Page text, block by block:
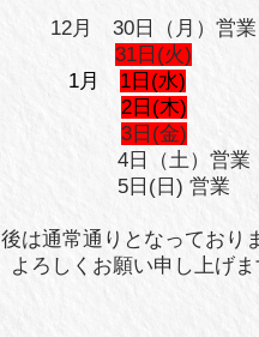
12月 30日（月）営業
31日 (火)
1月 1日(水)
2日(木)
3日(金)
4日（土）営業
5日(日) 営業
後は通常通りとなっており
よろしくお願い申し上げま